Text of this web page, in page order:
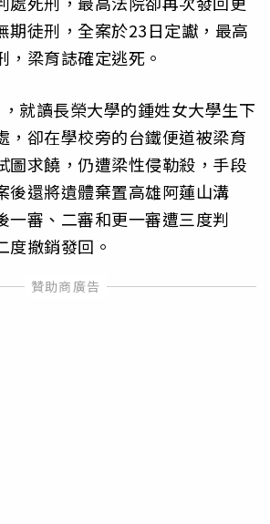
期徒刑，全案於23日定讞，最高
，梁育誌確定逃死。
就讀長榮大學的鍾姓女大學生下
，卻在學校旁的台鐵便道被梁育
圖求饒，仍遭梁性侵勒殺，手段
後還將遺體棄置高雄阿蓮山溝
一審、二審和更一審遭三度判
度撤銷發回。